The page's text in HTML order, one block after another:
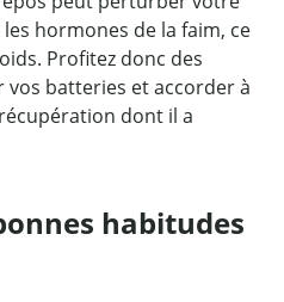
hormones de la faim, ce
Profitez donc des
batteries et accorder à
dont il a
habitudes